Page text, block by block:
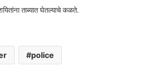
ताब्यात घेतल्याचे कळते.
police